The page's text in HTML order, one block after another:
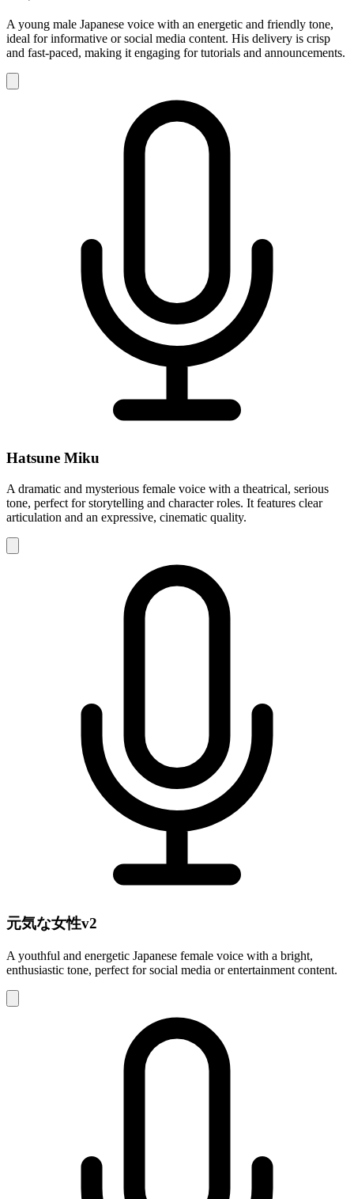
A young male Japanese voice with an energetic and friendly tone,
ideal for informative or social media content. His delivery is crisp
and fast-paced, making it engaging for tutorials and announcements.
Hatsune Miku
A dramatic and mysterious female voice with a theatrical, serious
tone, perfect for storytelling and character roles. It features clear
articulation and an expressive, cinematic quality.
元気な女性v2
A youthful and energetic Japanese female voice with a bright,
enthusiastic tone, perfect for social media or entertainment content.